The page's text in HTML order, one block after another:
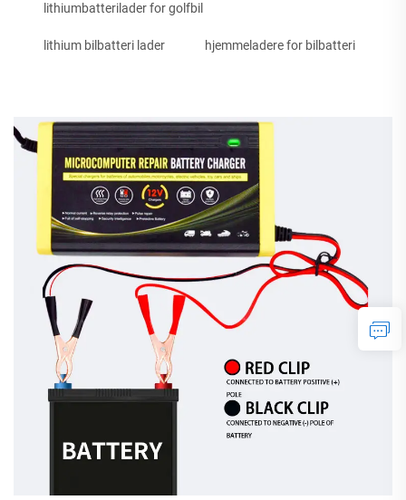
lithiumbatterilader for golfbil
lithium bilbatteri lader hjemmeladere for bilbatteri